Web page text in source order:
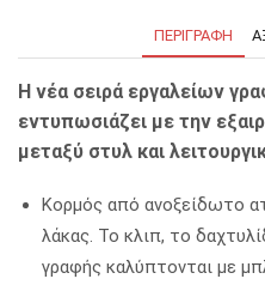
ΠΕΡΙΓΡΑΦΉ
Η νέα σειρά εργαλείων
εντυπωσιάζει με την
μεταξύ στυλ και
Κορμός από ανοξείδωτο
λάκας. Το κλιπ, το
γραφής καλύπτονται με